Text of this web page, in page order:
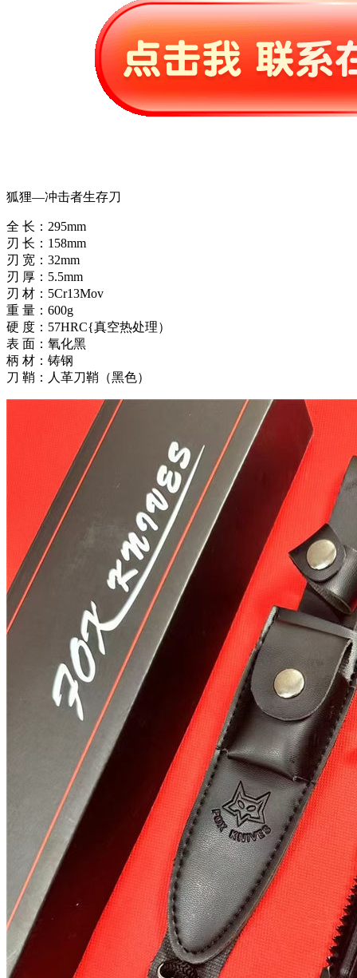
狐狸—冲击者生存刀
全 长：295mm
刃 长：158mm
刃 宽：32mm
刃 厚：5.5mm
刃 材：5Cr13Mov
重 量：600g
硬 度：57HRC{真空热处理）
表 面：氧化黑
柄 材：铸钢
刀 鞘：人革刀鞘（黑色）